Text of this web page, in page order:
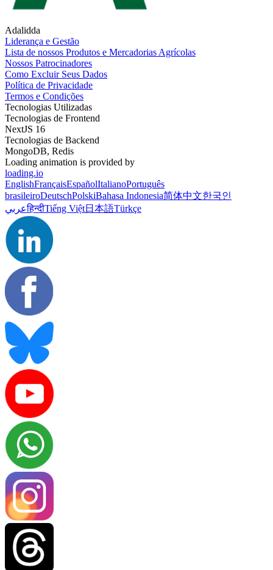
Adalidda
Liderança e Gestão
Lista de nossos Produtos e Mercadorias Agrícolas
Nossos Patrocinadores
Como Excluir Seus Dados
Política de Privacidade
Termos e Condições
Tecnologias Utilizadas
Tecnologias de Frontend
NextJS 16
Tecnologias de Backend
MongoDB, Redis
Loading animation is provided by
loading.io
EnglishFrançaisEspañolItalianoPortuguês
brasileiroDeutschPolskiBahasa Indonesia简体中文한국인
عربيहिन्दीTiếng Việt日本語Türkçe